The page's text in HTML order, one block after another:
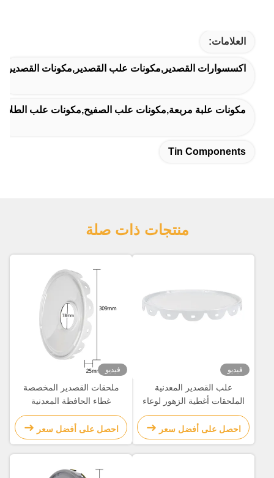
العلامات:
اكسسوارات القصدير,مكونات علب القصدير,مكونات القصدير
مكونات علبة مربعة,مكونات علب الصفيح,مكونات علب الطلاء
Tin Components
منتجات ذات صلة
فيديو
علب القصدير المعدنية
الملحقات أغطية الزهور لوعاء
الطلاء الكيميائي
احصل على أفضل سعر
فيديو
ملحقات القصدير المخصصة
غطاء الحافظة المعدنية
0.30mm مع قطرات البروكس
آلة الطابع الآلي
احصل على أفضل سعر